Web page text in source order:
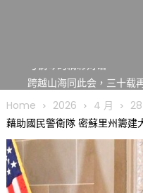
跨越山海同此会，三十
圣路易龙舟俱乐部5月16
趣 + 水上竞速魅力
执掌密苏里植物园近四
合作 Peter Raven 博士
Home 2026 4 月
28
藉助國民警衛隊 密蘇里州籌建